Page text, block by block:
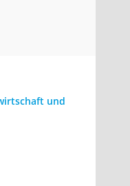
und